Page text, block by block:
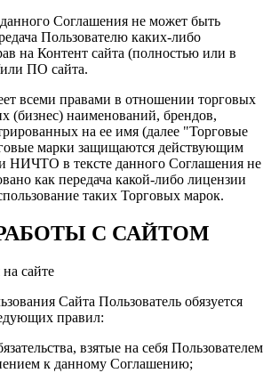
Соглашения не может быть
Пользователю каких-либо
на Контент сайта (полностью или в
ПО сайта.
всеми правами в отношении торговых
(бизнес) наименований, брендов,
на ее имя (далее "Торговые
марки защищаются действующим
и НИЧТО в тексте данного Соглашения не
как передача какой-либо лицензии
таких Торговых марок.
С САЙТОМ
сайте
Сайта Пользователь обязуется
правил:
взятые на себя Пользователем
к данному Соглашению;